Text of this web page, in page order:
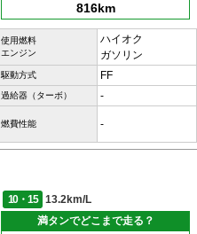
816km
使用燃料
エンジン
ハイオク
ガソリン
駆動方式 FF
過給器（ターボ） -
燃費性能 -
10・15
13.2km/L
満タンでどこまで走る？